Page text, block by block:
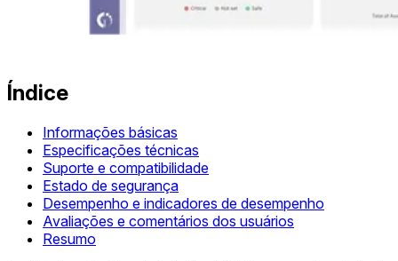
Índice
Informações básicas
Especificações técnicas
Suporte e compatibilidade
Estado de segurança
Desempenho e indicadores de desempenho
Avaliações e comentários dos usuários
Resumo